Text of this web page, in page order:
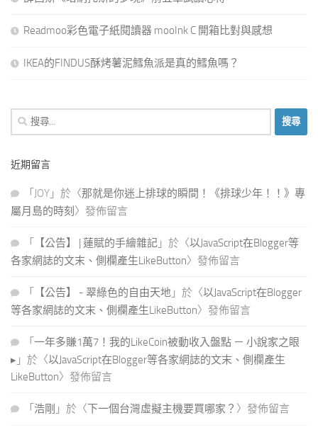
Readmoo彩色電子紙閱讀器 mooInk C 開箱比對與感想
IKEA的FINDUS酥烤薯泥鱈魚派是真的鱈魚嗎？
搜
尋
鍵
近期留言
「 JOY 」於〈那就是你迷上排球的瞬間！《排球少年！！》專
屬月島的時刻 〉發佈留言
「 【公告】 | 蓮賦的手繪雜記 」於〈以JavaScript在Blogger等
各家網誌的文末、側欄產生LikeButton〉發佈留言
「 【公告】 - 翠綠色的自由天地 」於〈以JavaScript在Blogger
等各家網誌的文末、側欄產生LikeButton〉發佈留言
「 一年多賺1萬7！我的LikeCoin被動收入盤點 － 小說家之眼
▸ 」於〈以JavaScript在Blogger等各家網誌的文末、側欄產生
LikeButton〉發佈留言
「 浩剛 」於〈下一個台灣虛擬主機要買哪家？ 〉發佈留言